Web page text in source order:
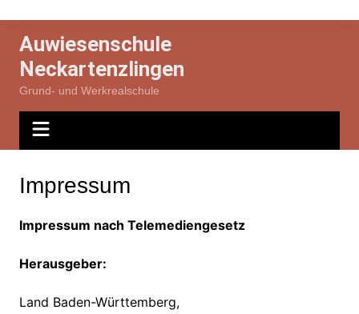
springen
Auwiesenschule
Neckartenzlingen
Grund- und Werkrealschule
Impressum
Impressum nach Telemediengesetz
Herausgeber:
Land Baden-Württemberg,